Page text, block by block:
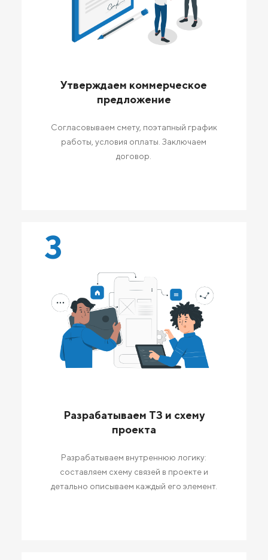
Утверждаем коммерческое
предложение
Согласовываем смету, поэтапный график
работы, условия оплаты. Заключаем
договор.
3
Разрабатываем ТЗ и схему
проекта
Разрабатываем внутреннюю логику:
составляем схему связей в проекте и
детально описываем каждый его элемент.